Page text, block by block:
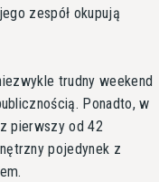
zespół okupują
trudny weekend
Ponadto, w
pierwszy od 42
pojedynek z